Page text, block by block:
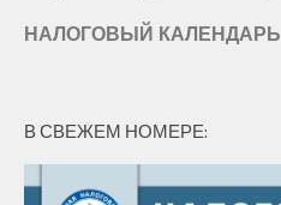
НАЛОГОВЫЙ КАЛЕНДАРЬ
В СВЕЖЕМ НОМЕРЕ: